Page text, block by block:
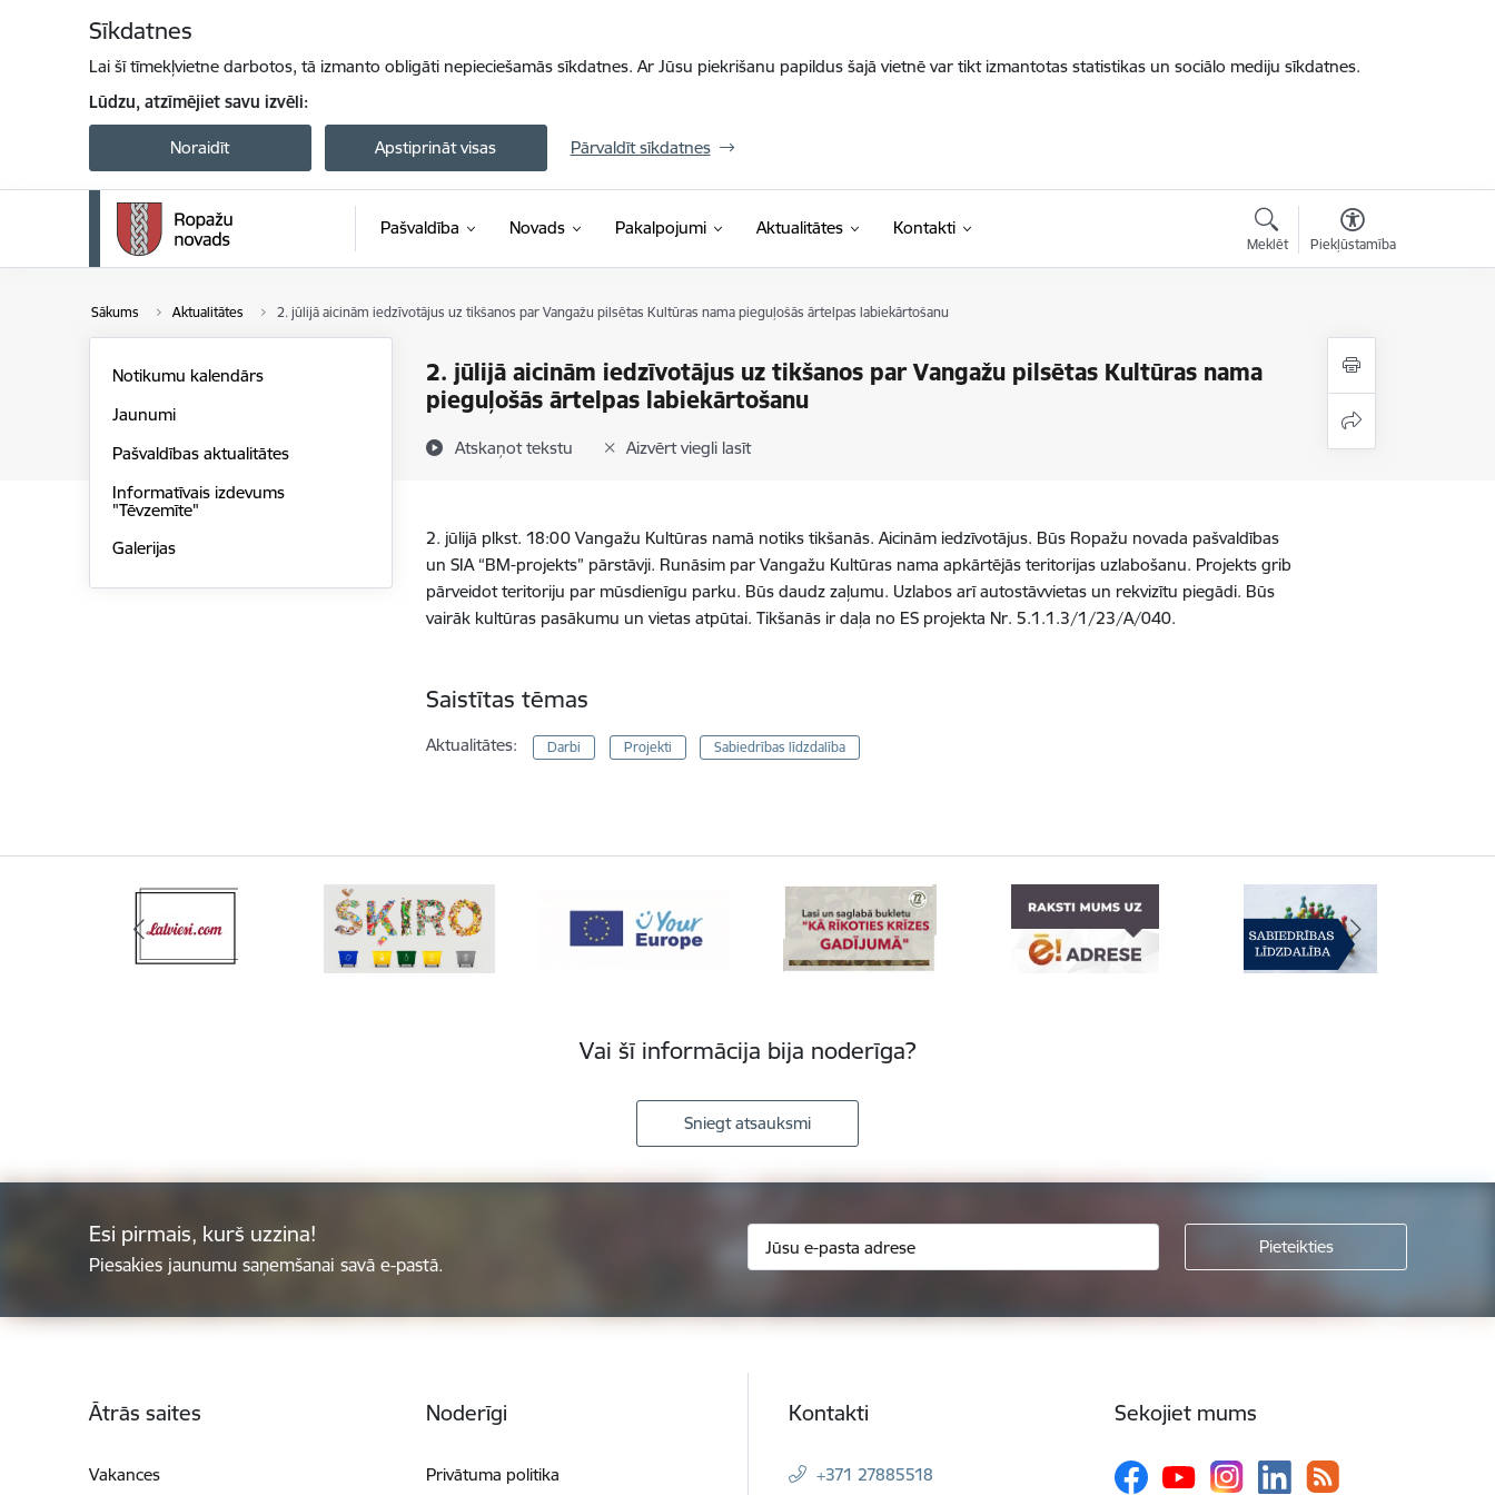
Sīkdatnes
Lai šī tīmekļvietne darbotos, tā izmanto obligāti nepieciešamās sīkdatnes. Ar Jūsu piekrišanu papildus šajā vietnē var tikt izmantotas statistikas un sociālo mediju sīkdatnes.
Lūdzu, atzīmējiet savu izvēli:
Noraidīt Apstiprināt visas Pārvaldīt sīkdatnes
Pašvaldība Novads Pakalpojumi Aktualitātes Kontakti
Meklēt Piekļūstamība
Sākums Aktualitātes 2. jūlijā aicinām iedzīvotājus uz tikšanos par Vangažu pilsētas Kultūras nama pieguļošās ārtelpas labiekārtošanu
2. jūlijā aicinām iedzīvotājus uz tikšanos par Vangažu pilsētas Kultūras nama
pieguļošās ārtelpas labiekārtošanu
Atskaņot tekstu Aizvērt viegli lasīt
Notikumu kalendārs
Jaunumi
Pašvaldības aktualitātes
Informatīvais izdevums
"Tēvzemīte"
Galerijas
2. jūlijā plkst. 18:00 Vangažu Kultūras namā notiks tikšanās. Aicinām iedzīvotājus. Būs Ropažu novada pašvaldības
un SIA “BM-projekts” pārstāvji. Runāsim par Vangažu Kultūras nama apkārtējās teritorijas uzlabošanu. Projekts grib
pārveidot teritoriju par mūsdienīgu parku. Būs daudz zaļumu. Uzlabos arī autostāvvietas un rekvizītu piegādi. Būs
vairāk kultūras pasākumu un vietas atpūtai. Tikšanās ir daļa no ES projekta Nr. 5.1.1.3/1/23/A/040.
Saistītas tēmas
Aktualitātes: Darbi Projekti Sabiedrības līdzdalība
Vai šī informācija bija noderīga?
Sniegt atsauksmi
Esi pirmais, kurš uzzina!
Piesakies jaunumu saņemšanai savā e-pastā.
Ātrās saites
Vakances
Noderīgi
Privātuma politika
Kontakti
+371 27885518
Sekojiet mums